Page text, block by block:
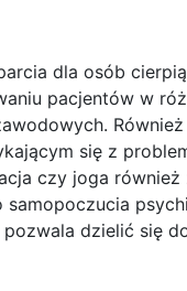
dla osób
pacjentów w
się z
czy joga
dzielić się